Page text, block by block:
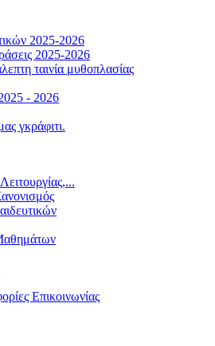
2025-2026
2025-2026
ταινία μυθοπλασίας
- 2026
γκράφιτι.
Επικοινωνίας